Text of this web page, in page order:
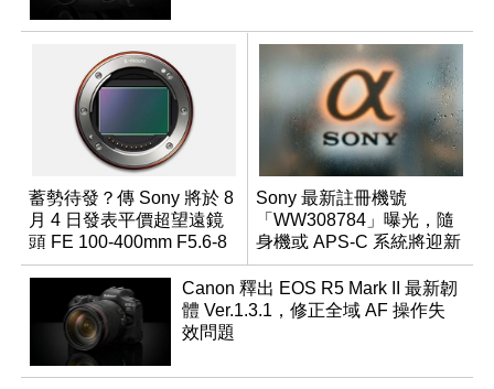
蓄勢待發？傳 Sony 將於 8
月 4 日發表平價超望遠鏡
頭 FE 100-400mm F5.6-8
Sony 最新註冊機號
「WW308784」曝光，隨
身機或 APS-C 系統將迎新
成員？
Canon 釋出 EOS R5 Mark II 最新韌
體 Ver.1.3.1，修正全域 AF 操作失
效問題